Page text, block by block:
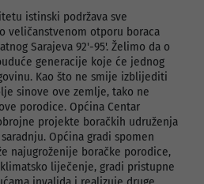
istinski podržava sve
veličanstvenom otporu boraca
Sarajeva 92'-95'. Želimo da o
generacije koje će jednog
Kao što ne smije izblijediti
sinove ove zemlje, tako ne
porodice. Općina Centar
projekte boračkih udruženja
Općina gradi spomen
najugroženije boračke porodice,
liječenje, gradi pristupne